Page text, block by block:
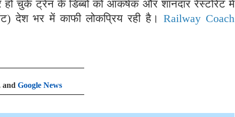
हो चुके ट्रेन के डिब्बों को आकर्षक और शानदार रेस्टोरेंट में
देश भर में काफी लोकप्रिय रही है।Railway Coach
and Google News